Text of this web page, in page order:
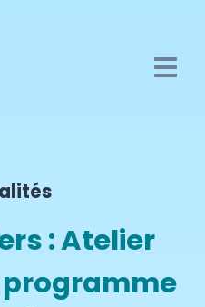
: Atelier